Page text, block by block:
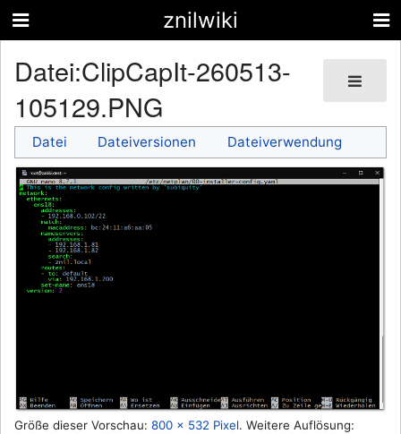
znilwiki
Datei:ClipCapIt-260513-
105129.PNG
Datei Dateiversionen Dateiverwendung
Größe dieser Vorschau: 800 × 532 Pixel. Weitere Auflösung: